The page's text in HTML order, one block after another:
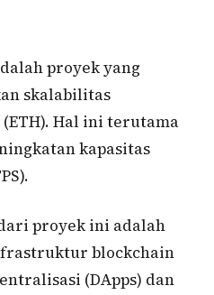
proyek yang
skalabilitas
Hal ini terutama
kapasitas
proyek ini adalah
blockchain
(DApps) dan